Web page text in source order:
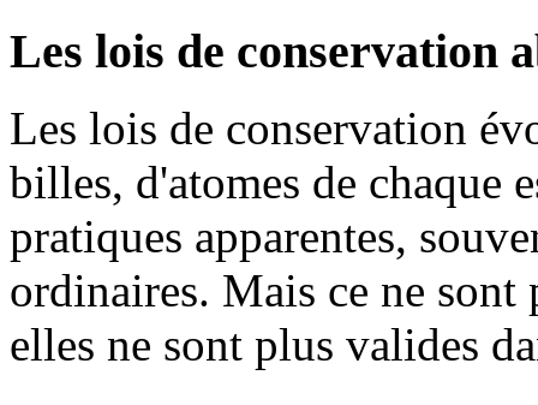
Les lois de conservation
Les lois de conservation
billes, d'atomes de chaque
pratiques apparentes,
ordinaires. Mais ce ne sont
elles ne sont plus valides